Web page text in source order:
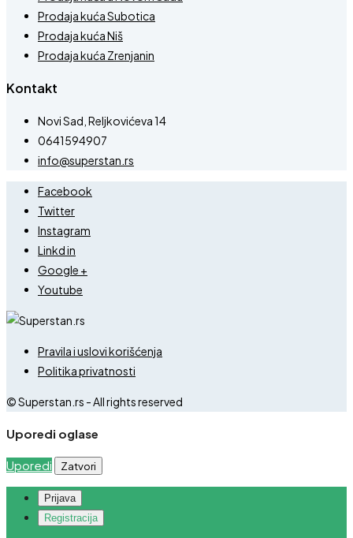
Prodaja kuća Subotica
Prodaja kuća Niš
Prodaja kuća Zrenjanin
Kontakt
Novi Sad, Reljkovićeva 14
0641594907
info@superstan.rs
Facebook
Twitter
Instagram
Linkd in
Google +
Youtube
Pravila i uslovi korišćenja
Politika privatnosti
© Superstan.rs - All rights reserved
Uporedi oglase
Uporedi Zatvori
Prijava
Registracija